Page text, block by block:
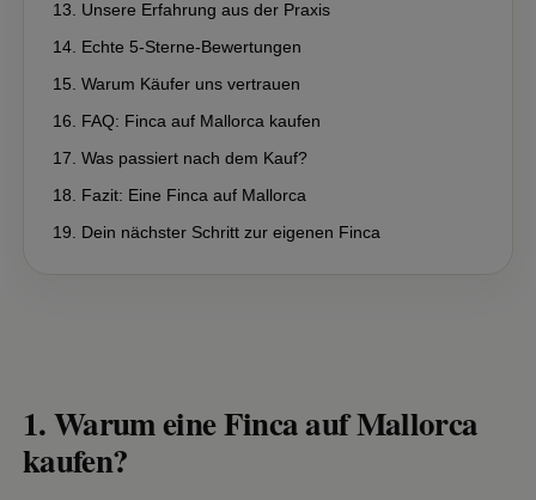
Unsere Erfahrung aus der Praxis
Echte 5-Sterne-Bewertungen
Warum Käufer uns vertrauen
FAQ: Finca auf Mallorca kaufen
Was passiert nach dem Kauf?
Fazit: Eine Finca auf Mallorca
Dein nächster Schritt zur eigenen Finca
1. Warum eine Finca auf Mallorca
kaufen?